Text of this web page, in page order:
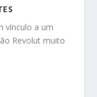
vínculo a um
Revolut muito